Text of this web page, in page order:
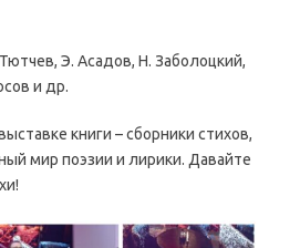
Э. Асадов, Н. Заболоцкий,
и др.
книги – сборники стихов,
мир поэзии и лирики. Давайте